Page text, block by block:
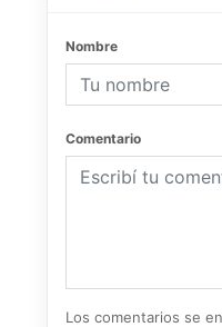
Nombre
Comentario
Los comentarios se